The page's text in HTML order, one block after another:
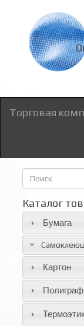
Торговая
Форма
поиска
Каталог
Бумага
Картон